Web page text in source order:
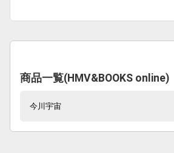
商品一覧(HMV&BOOKS online)
今川宇宙